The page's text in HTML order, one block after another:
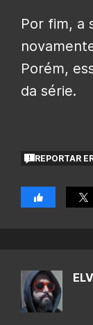
Por fim, a
Porém,
da série.
REPORTAR